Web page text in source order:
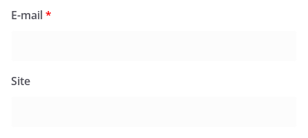
E-mail*
Site